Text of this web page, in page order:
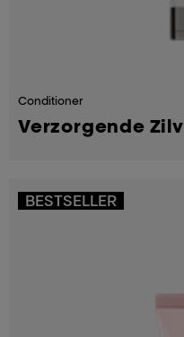
Conditioner
Verzorgende
BESTSELLER